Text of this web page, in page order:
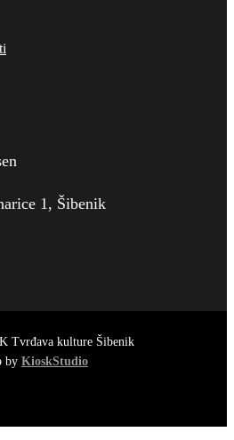
1, Šibenik
Tvrđava kulture Šibenik
by KioskStudio